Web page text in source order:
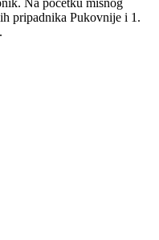
pripadnika Pukovnije i 1.